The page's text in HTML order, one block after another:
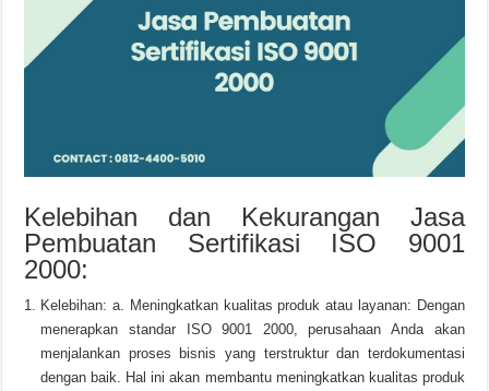
Kelebihan dan Kekurangan Jasa
Pembuatan Sertifikasi ISO 9001
2000:
Kelebihan: a. Meningkatkan kualitas produk atau layanan: Dengan
menerapkan standar ISO 9001 2000, perusahaan Anda akan
menjalankan proses bisnis yang terstruktur dan terdokumentasi
dengan baik. Hal ini akan membantu meningkatkan kualitas produk